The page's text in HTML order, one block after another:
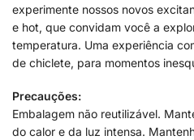
experimente nossos novos
e hot, que convidam você a
temperatura. Uma experiência
de chiclete, para momentos
Precauções:
Embalagem não reutilizável.
do calor e da luz intensa.